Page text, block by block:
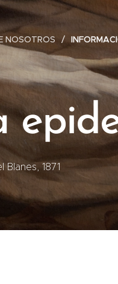
NOSOTROS
1871